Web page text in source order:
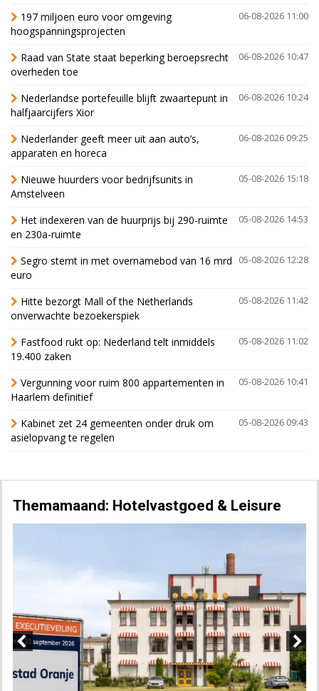
06-08-2026 11:00
197 miljoen euro voor omgeving
hoogspanningsprojecten
06-08-2026 10:47
Raad van State staat beperking beroepsrecht
overheden toe
06-08-2026 10:24
Nederlandse portefeuille blijft zwaartepunt in
halfjaarcijfers Xior
06-08-2026 09:25
Nederlander geeft meer uit aan auto’s,
apparaten en horeca
05-08-2026 15:18
Nieuwe huurders voor bedrijfsunits in
Amstelveen
05-08-2026 14:53
Het indexeren van de huurprijs bij 290-ruimte
en 230a-ruimte
05-08-2026 12:28
Segro stemt in met overnamebod van 16 mrd
euro
05-08-2026 11:42
Hitte bezorgt Mall of the Netherlands
onverwachte bezoekerspiek
05-08-2026 11:02
Fastfood rukt op: Nederland telt inmiddels
19.400 zaken
05-08-2026 10:41
Vergunning voor ruim 800 appartementen in
Haarlem definitief
05-08-2026 09:43
Kabinet zet 24 gemeenten onder druk om
asielopvang te regelen
Themamaand: Hotelvastgoed & Leisure
Next